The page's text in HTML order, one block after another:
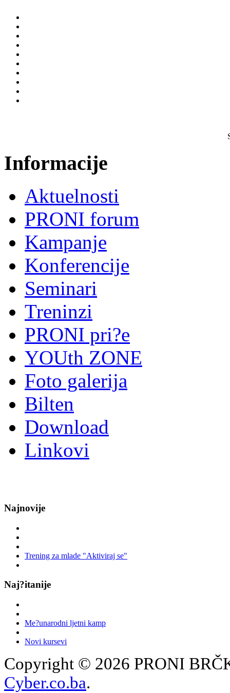
Informacije
Aktuelnosti
PRONI forum
Kampanje
Konferencije
Seminari
Treninzi
PRONI pri?e
YOUth ZONE
Foto galerija
Bilten
Download
Linkovi
Najnovije
Trening za mlade "Aktiviraj se"
Naj?itanije
Me?unarodni ljetni kamp
Novi kursevi
Copyright © 2026 PRONI
Cyber.co.ba.